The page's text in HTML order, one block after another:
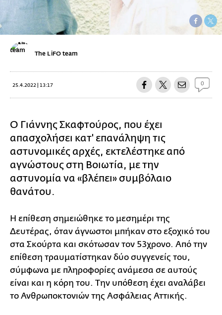
The LiFO team
25.4.2022 | 13:17 0
Ο Γιάννης Σκαφτούρος, που έχει
απασχολήσει κατ' επανάληψη τις
αστυνομικές αρχές, εκτελέστηκε από
αγνώστους στη Βοιωτία, με την
αστυνομία να «βλέπει» συμβόλαιο
θανάτου.
Η επίθεση σημειώθηκε το μεσημέρι της
Δευτέρας, όταν άγνωστοι μπήκαν στο εξοχικό του
στα Σκούρτα και σκότωσαν τον 53χρονο. Από την
επίθεση τραυματίστηκαν δύο συγγενείς του,
σύμφωνα με πληροφορίες ανάμεσα σε αυτούς
είναι και η κόρη του. Την υπόθεση έχει αναλάβει
το Ανθρωποκτονιών της Ασφάλειας Αττικής.